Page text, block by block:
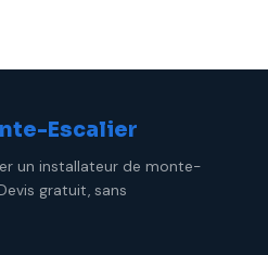
Escalier
un installateur de monte-
gratuit, sans